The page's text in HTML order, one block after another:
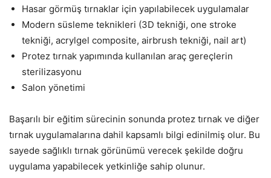
Hasar görmüş tırnaklar için yapılabilecek uygulamalar
Modern süsleme teknikleri (3D tekniği, one stroke
tekniği, acrylgel composite, airbrush tekniği, nail art)
Protez tırnak yapımında kullanılan araç gereçlerin
sterilizasyonu
Salon yönetimi
Başarılı bir eğitim sürecinin sonunda protez tırnak ve diğer
tırnak uygulamalarına dahil kapsamlı bilgi edinilmiş olur. Bu
sayede sağlıklı tırnak görünümü verecek şekilde doğru
uygulama yapabilecek yetkinliğe sahip olunur.